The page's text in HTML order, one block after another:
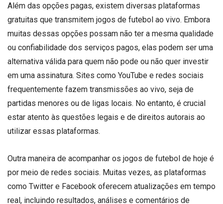
Além das opções pagas, existem diversas plataformas
gratuitas que transmitem jogos de futebol ao vivo. Embora
muitas dessas opções possam não ter a mesma qualidade
ou confiabilidade dos serviços pagos, elas podem ser uma
alternativa válida para quem não pode ou não quer investir
em uma assinatura. Sites como YouTube e redes sociais
frequentemente fazem transmissões ao vivo, seja de
partidas menores ou de ligas locais. No entanto, é crucial
estar atento às questões legais e de direitos autorais ao
utilizar essas plataformas.
Outra maneira de acompanhar os jogos de futebol de hoje é
por meio de redes sociais. Muitas vezes, as plataformas
como Twitter e Facebook oferecem atualizações em tempo
real, incluindo resultados, análises e comentários de